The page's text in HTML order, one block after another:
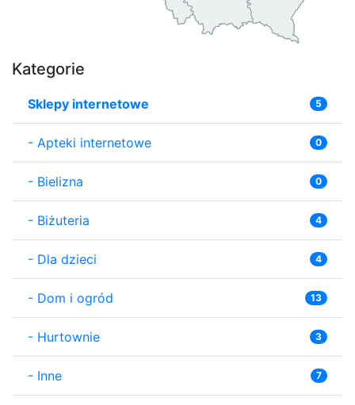
Kategorie
Sklepy internetowe 5
- Apteki internetowe 0
- Bielizna 0
- Biżuteria 4
- Dla dzieci 4
- Dom i ogród 13
- Hurtownie 3
- Inne 7